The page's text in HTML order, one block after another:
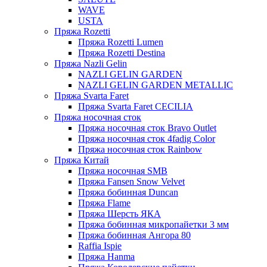
WAVE
USTA
Пряжа Rozetti
Пряжа Rozetti Lumen
Пряжа Rozetti Destina
Пряжа Nazli Gelin
NAZLI GELIN GARDEN
NAZLI GELIN GARDEN METALLIC
Пряжа Svarta Faret
Пряжа Svarta Faret CECILIA
Пряжа носочная сток
Пряжа носочная сток Bravo Outlet
Пряжа носочная сток 4fadig Color
Пряжа носочная сток Rainbow
Пряжа Китай
Пряжа носочная SMB
Пряжа Fansen Snow Velvet
Пряжа бобинная Duncan
Пряжа Flame
Пряжа Шерсть ЯКА
Пряжа бобинная микропайетки 3 мм
Пряжа бобинная Ангора 80
Raffia Ispie
Пряжа Hanma